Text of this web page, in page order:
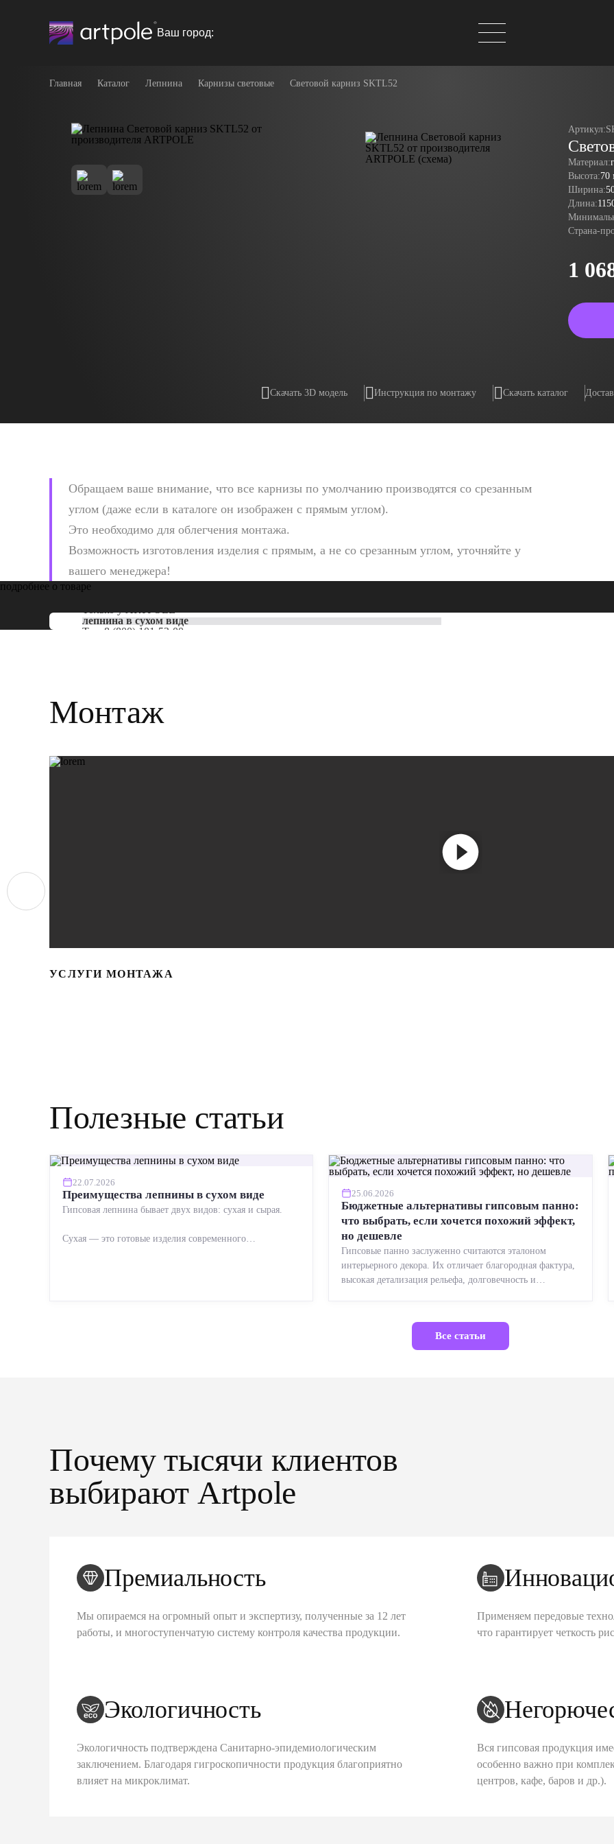
Ваш город:
Главная Каталог Лепнина Карнизы световые Световой карниз SKTL52
Артикул:
Материал:
Высота:70
Ширина:
Длина:
Страна-
1
Скачать 3D модель Инструкция по монтажу Скачать каталог
Обращаем ваше внимание, что все карнизы по умолчанию производятся со срезанным
углом (даже если в каталоге он изображен с прямым углом).
Это необходимо для облегчения монтажа.
Возможность изготовления изделия с прямым, а не со срезанным углом, уточняйте у
вашего менеджера!
подробнее о товаре
Только уARTPOLE
лепнина в сухом виде
Тел: 8 (800) 101-53-00
Монтаж
УСЛУГИ МОНТАЖА
Полезные статьи
22.07.2026
Преимущества лепнины в сухом виде
Гипсовая лепнина бывает двух видов: сухая и сырая.
Сухая — это готовые изделия современного
25.06.2026
Бюджетные альтернативы гипсовым панно:
что выбрать, если хочется похожий эффект,
но дешевле
Гипсовые панно заслуженно считаются эталоном
интерьерного декора. Их отличает благородная фактура,
высокая детализация рельефа, долговечность и
Все статьи
Почему тысячи клиентов
выбирают Artpole
Премиальность
Мы опираемся на огромный опыт и экспертизу, полученные за 12 лет
работы, и многоступенчатую систему контроля качества продукции.
Применяем передовые
что гарантирует четкость
Экологичность
Экологичность подтверждена Санитарно-эпидемиологическим
заключением. Благодаря гигроскопичности продукция благоприятно
влияет на микроклимат.
Вся гипсовая продукция
особенно важно при
центров, кафе, баров и др.).